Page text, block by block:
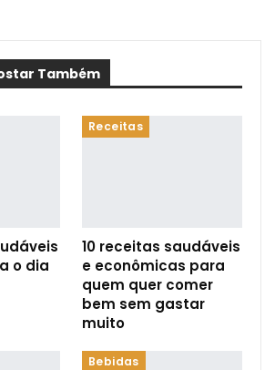
Também
o dia
Receitas
10 receitas saudáveis
e econômicas para
quem quer comer
bem sem gastar
muito
Bebidas